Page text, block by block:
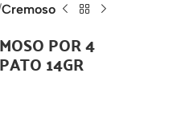
Cremoso
POR 4
14GR